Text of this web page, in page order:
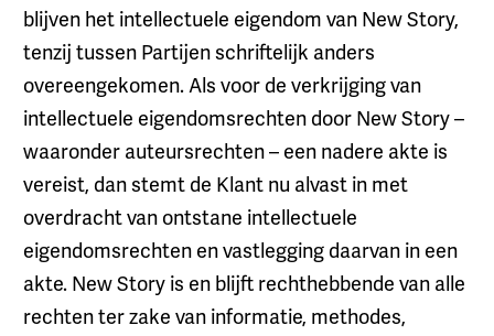
blijven het intellectuele eigendom van New Story,
tenzij tussen Partijen schriftelijk anders
overeengekomen. Als voor de verkrijging van
intellectuele eigendomsrechten door New Story –
waaronder auteursrechten – een nadere akte is
vereist, dan stemt de Klant nu alvast in met
overdracht van ontstane intellectuele
eigendomsrechten en vastlegging daarvan in een
akte. New Story is en blijft rechthebbende van alle
rechten ter zake van informatie, methodes,